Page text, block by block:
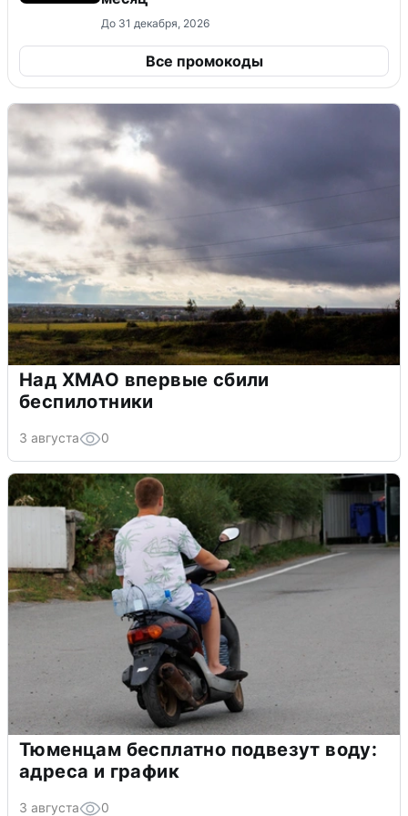
До 31 декабря, 2026
Все промокоды
Над ХМАО впервые сбили
беспилотники
3 августа 0
Тюменцам бесплатно подвезут воду:
адреса и график
3 августа 0